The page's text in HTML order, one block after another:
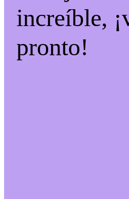
increíble,
pronto!